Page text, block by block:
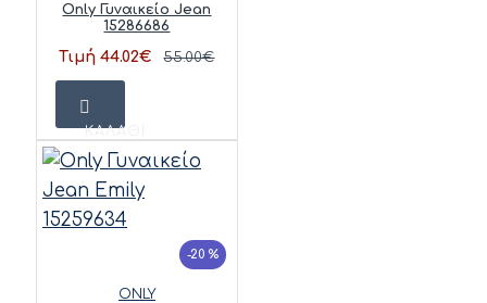
Only Γυναικείο Jean
15286686
Τιμή 44.02€ 55.00€
ΚΑΛΆΘΙ
-20 %
ONLY